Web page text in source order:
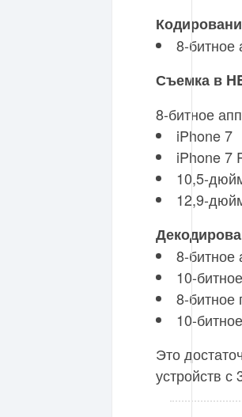
8-битное
Съемка в
8-битное
iPhone 7
iPhone 7
10,5-
12,9-
8-битное
10-
8-битное
10-
Это
устройств